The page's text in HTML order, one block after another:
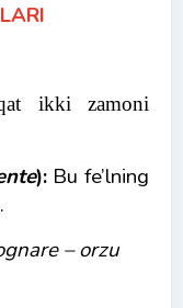
ikki zamoni
):Bu fe’lning
– orzu